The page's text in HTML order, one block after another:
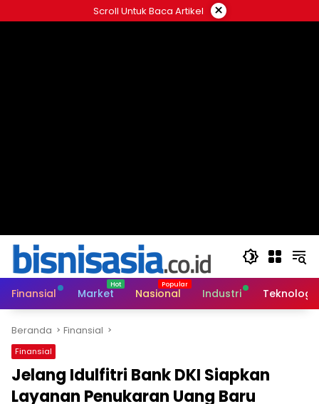
ke
Scroll Untuk Baca Artikel ×
Finansial Market Nasional Industri Teknologi
Beranda Finansial
Finansial
Jelang Idulfitri Bank DKI Siapkan
Layanan Penukaran Uang Baru